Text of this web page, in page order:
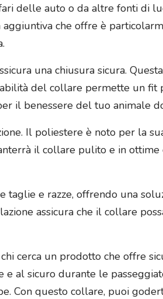
delle auto o da altre fonti di
che offre è
una chiusura sicura.
del collare permette un fit
il benessere del tuo animale
Il poliestere è noto per la
il collare pulito e in
e razze, offrendo una
assicura che il collare
cerca un prodotto che offre
e al sicuro durante le
Con questo collare, puoi